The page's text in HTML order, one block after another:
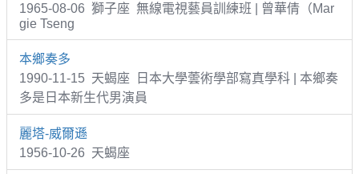
1965-08-06 獅子座 無線電視藝員訓練班 | 曾華倩（Mar
gie Tseng
本鄉奏多
1990-11-15 天蝎座 日本大學蕓術學部寫真學科 | 本鄉奏
多是日本新生代男演員
麗塔-威爾遜
1956-10-26 天蝎座